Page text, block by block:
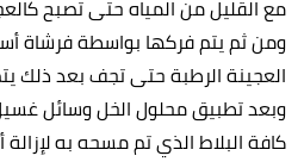
مع القليل من المياه حتى تصبح
ومن ثم يتم فركها بواسطة فرشاة
العجينة الرطبة حتى تجف بعد ذلك
وبعد تطبيق محلول الخل وسائل
كافة البلاط الذي تم مسحه به لإزالة